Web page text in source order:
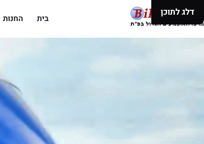
דלג לתוכן
בית החנות